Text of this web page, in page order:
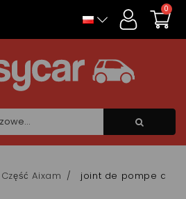
0
Część Aixam joint de pompe a